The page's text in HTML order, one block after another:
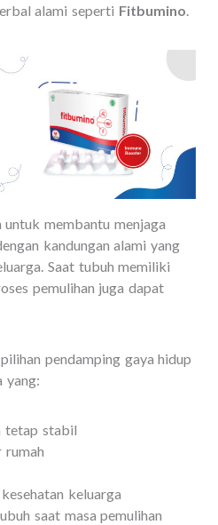
alami seperti Fitbumino.
membantu menjaga
kandungan alami yang
Saat tubuh memiliki
pemulihan juga dapat
pendamping gaya hidup
yang:
tetap stabil
rumah
keluarga
saat masa pemulihan